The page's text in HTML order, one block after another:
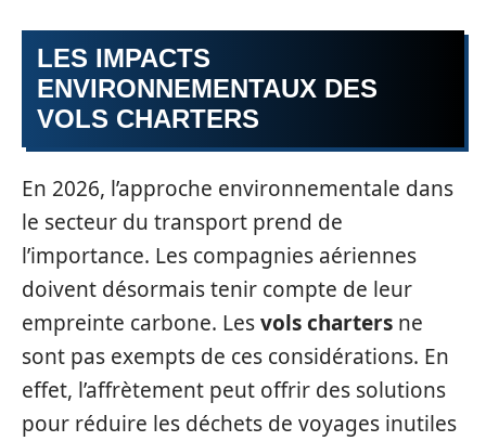
LES IMPACTS
ENVIRONNEMENTAUX DES
VOLS CHARTERS
En 2026, l’approche environnementale dans
le secteur du transport prend de
l’importance. Les compagnies aériennes
doivent désormais tenir compte de leur
empreinte carbone. Lesvols charters ne
sont pas exempts de ces considérations. En
effet, l’affrètement peut offrir des solutions
pour réduire les déchets de voyages inutiles